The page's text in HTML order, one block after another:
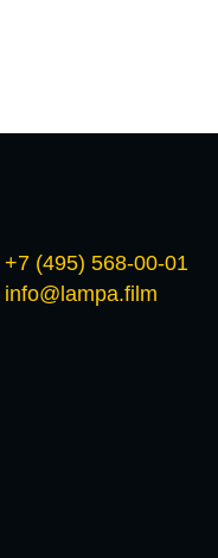
+7 (495) 568-00-01
info@lampa.film